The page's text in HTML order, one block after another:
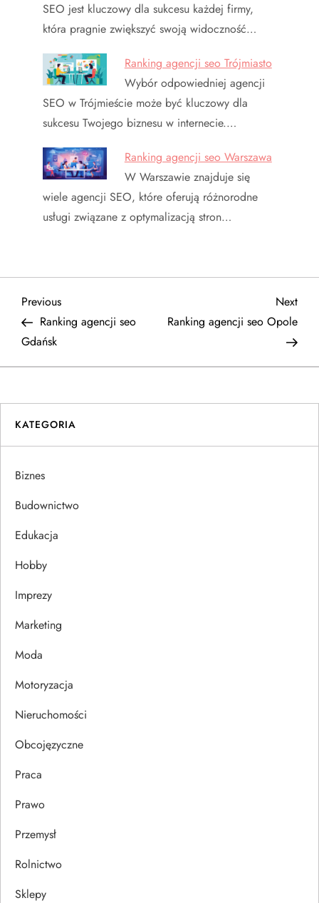
SEO jest kluczowy dla sukcesu każdej firmy,
która pragnie zwiększyć swoją widoczność…
Ranking agencji seo Trójmiasto
Wybór odpowiedniej agencji
SEO w Trójmieście może być kluczowy dla
sukcesu Twojego biznesu w internecie.…
Ranking agencji seo Warszawa
W Warszawie znajduje się
wiele agencji SEO, które oferują różnorodne
usługi związane z optymalizacją stron…
N
a
w
i
g
a
c
j
a
w
p
i
s
u
Previous
Post
Previous
Ranking agencji seo
Gdańsk
Next
Post
Next
Ranking agencji seo Opole
KATEGORIA
Biznes
Budownictwo
Edukacja
Hobby
Imprezy
Marketing
Moda
Motoryzacja
Nieruchomości
Obcojęzyczne
Praca
Prawo
Przemysł
Rolnictwo
Sklepy